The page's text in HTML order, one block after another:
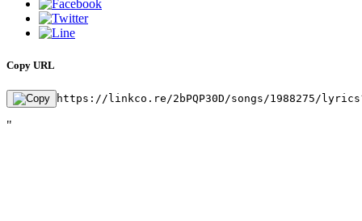
Copy URL
https://linkco.re/2bPQP30D/songs/1988275/
"